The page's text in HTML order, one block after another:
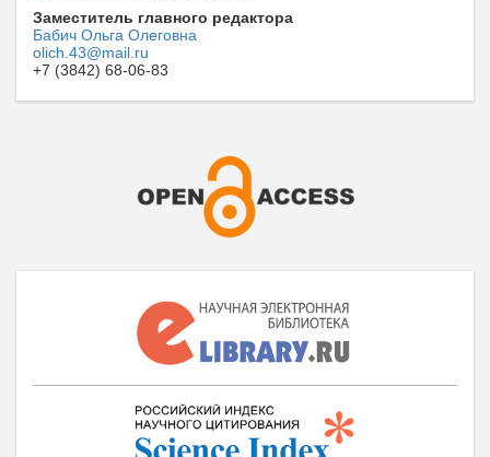
Заместитель главного редактора
Бабич Ольга Олеговна
olich.43@mail.ru
+7 (3842) 68-06-83